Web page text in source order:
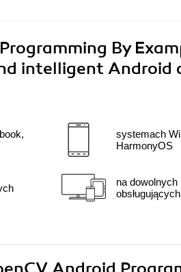
By
intelligent Android
systemach
HarmonyOS
na